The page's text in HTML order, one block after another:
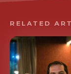
RELATED